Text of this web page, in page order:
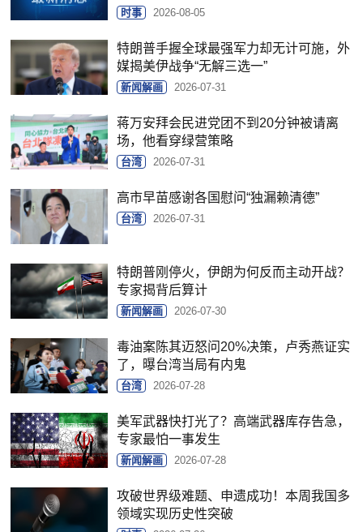
时事 2026-08-05
特朗普手握全球最强军力却无计可施，外
媒揭美伊战争“无解三选一”
新闻解画 2026-07-31
蒋万安拜会民进党团不到20分钟被请离
场，他看穿绿营策略
台湾 2026-07-31
高市早苗感谢各国慰问“独漏赖清德”
台湾 2026-07-31
特朗普刚停火，伊朗为何反而主动开战？
专家揭背后算计
新闻解画 2026-07-30
毒油案陈其迈怒问20%决策，卢秀燕证实
了，曝台湾当局有内鬼
台湾 2026-07-28
美军武器快打光了？高端武器库存告急，
专家最怕一事发生
新闻解画 2026-07-28
攻破世界级难题、申遗成功！本周我国多
领域实现历史性突破